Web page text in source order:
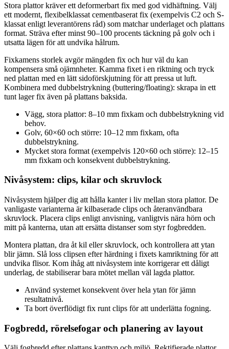
Stora plattor kräver ett deformerbart fix med god vidhäftning. Välj
ett modernt, flexibelklassat cementbaserat fix (exempelvis C2 och S-
klassat enligt leverantörens råd) som matchar underlaget och plattans
format. Sträva efter minst 90–100 procents täckning på golv och i
utsatta lägen för att undvika hålrum.
Fixkamens storlek avgör mängden fix och hur väl du kan
kompensera små ojämnheter. Kamma fixet i en riktning och tryck
ned plattan med en lätt sidoförskjutning för att pressa ut luft.
Kombinera med dubbelstrykning (buttering/floating): skrapa in ett
tunt lager fix även på plattans baksida.
Vägg, stora plattor: 8–10 mm fixkam och dubbelstrykning vid
behov.
Golv, 60×60 och större: 10–12 mm fixkam, ofta
dubbelstrykning.
Mycket stora format (exempelvis 120×60 och större): 12–15
mm fixkam och konsekvent dubbelstrykning.
Nivåsystem: clips, kilar och skruvlock
Nivåsystem hjälper dig att hålla kanter i liv mellan stora plattor. De
vanligaste varianterna är kilbaserade clips och återanvändbara
skruvlock. Placera clips enligt anvisning, vanligtvis nära hörn och
mitt på kanterna, utan att ersätta distanser som styr fogbredden.
Montera plattan, dra åt kil eller skruvlock, och kontrollera att ytan
blir jämn. Slå loss clipsen efter härdning i fixets kamriktning för att
undvika flisor. Kom ihåg att nivåsystem inte korrigerar ett dåligt
underlag, de stabiliserar bara mötet mellan väl lagda plattor.
Använd systemet konsekvent över hela ytan för jämn
resultatnivå.
Ta bort överflödigt fix runt clips för att underlätta fogning.
Fogbredd, rörelsefogar och planering av layout